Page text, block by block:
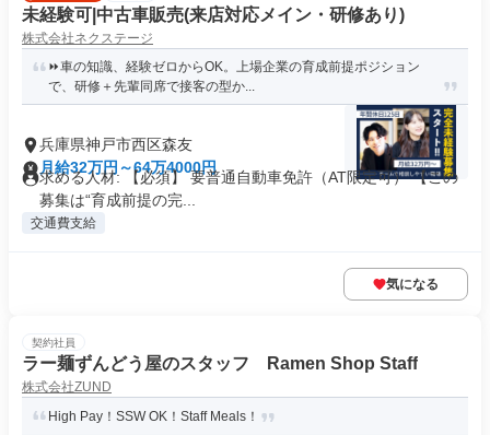
未経験可|中古車販売(来店対応メイン・研修あり)
株式会社ネクステージ
⏩️車の知識、経験ゼロからOK。上場企業の育成前提ポジション
で、研修＋先輩同席で接客の型か...
兵庫県神戸市西区森友
月給32万円～64万4000円
求める人材: 【必須】 要普通自動車免許（AT限定可） 【この
募集は“育成前提の完...
交通費支給
気になる
契約社員
ラー麺ずんどう屋のスタッフ Ramen Shop Staff
株式会社ZUND
High Pay！SSW OK！Staff Meals！